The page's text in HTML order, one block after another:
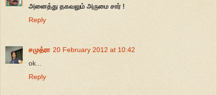
அனைத்து தகவலும் அருமை சார் !
Reply
சமுத்ரா 20 February 2012 at 10:42
ok...
Reply